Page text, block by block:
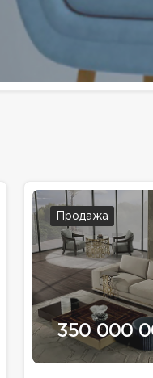
Продажа
350 000